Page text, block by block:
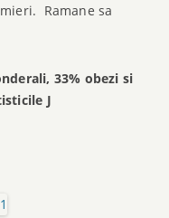
Ramane sa
33% obezi si
J